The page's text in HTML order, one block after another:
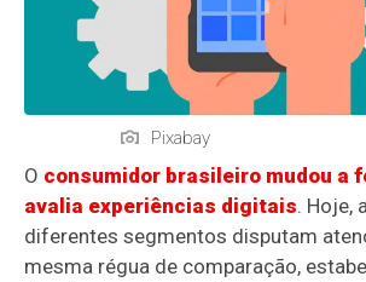
Pixabay
O consumidor brasileiro mudou a
avalia experiências digitais. Hoje,
diferentes segmentos disputam
mesma régua de comparação,